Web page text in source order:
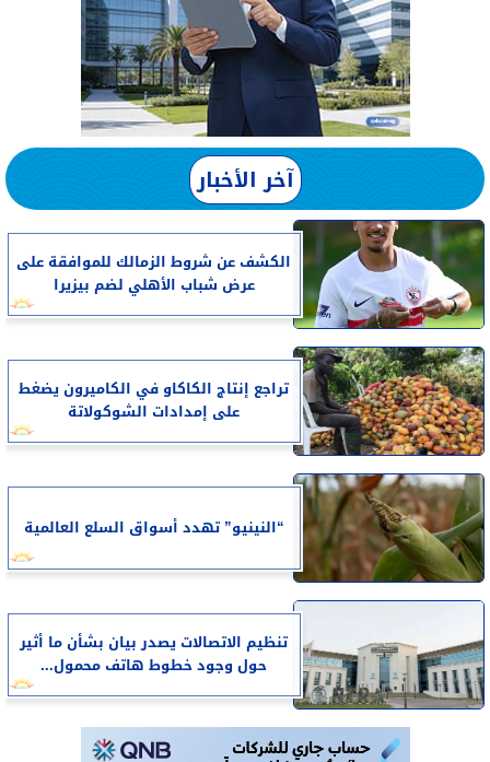
آخر الأخبار
الكشف عن شروط الزمالك للموافقة على
عرض شباب الأهلي لضم بيزيرا
تراجع إنتاج الكاكاو في الكاميرون يضغط
على إمدادات الشوكولاتة
“النينيو” تهدد أسواق السلع العالمية
تنظيم الاتصالات يصدر بيان بشأن ما أثير
حول وجود خطوط هاتف محمول...